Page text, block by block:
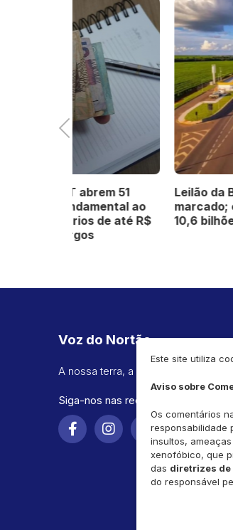
Previous
Leilão da BR-163 entre MT
marcado; concessão
10,6 bilhões
Voz do Nortão
A nossa terra, a nossa voz.
Siga-nos nas redes sociais!
Este site utiliza
Aviso sobre
Os comentários
responsabilidade
insultos,
xenofóbico, que
das diretrizes de
do responsável